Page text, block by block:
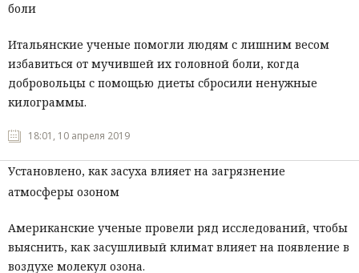
боли
Итальянские ученые помогли людям с лишним весом
избавиться от мучившей их головной боли, когда
добровольцы с помощью диеты сбросили ненужные
килограммы.
18:01, 10 апреля 2019
Установлено, как засуха влияет на загрязнение
атмосферы озоном
Американские ученые провели ряд исследований, чтобы
выяснить, как засушливый климат влияет на появление в
воздухе молекул озона.